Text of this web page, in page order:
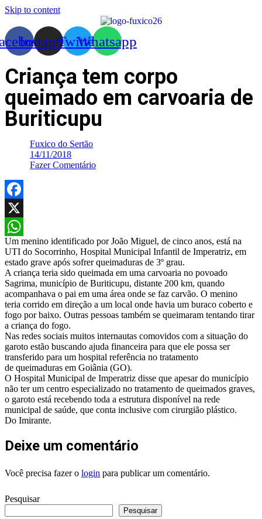
Skip to content
InstagramTwitterWhatsapp
Criança tem corpo
queimado em carvoaria de
Buriticupu
Fuxico do Sertão
14/11/2018
Fazer Comentário
Facebook
X
WhatsApp
Um menino identificado por João Miguel, de cinco anos, está na
UTI do Socorrinho, Hospital Municipal Infantil de Imperatriz, em
estado grave após sofrer queimaduras de 3º grau.
A criança teria sido queimada em uma carvoaria no povoado
Sagrima, município de Buriticupu, distante 200 km, quando
acompanhava o pai em uma área onde se faz carvão. O menino
teria corrido em direção a um local onde havia um buraco coberto e
fogo por baixo. Outras pessoas também se queimaram tentando tirar
a criança do fogo.
Nas redes sociais muitos internautas comovidos com a situação do
garoto estão buscando ajuda financeira para que ele possa ser
transferido para um hospital referência no tratamento
de queimaduras em Goiânia (GO).
O Hospital Municipal de Imperatriz disse que apesar do município
não ter um centro especializado no tratamento de queimados graves,
o garoto está recebendo toda a estrutura disponível na rede
municipal de saúde, que conta inclusive com cirurgião plástico.
Do Imirante.
Deixe um comentário
Você precisa fazer o login para publicar um comentário.
Pesquisar
Pesquisar